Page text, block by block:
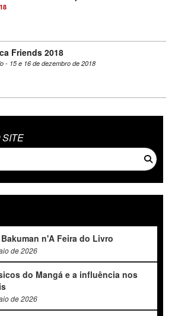
Friends 2018
- 15 e 16 de dezembro de 2018
n'A Feira do Livro
de 2026
do Mangá e a influência nos
de 2026